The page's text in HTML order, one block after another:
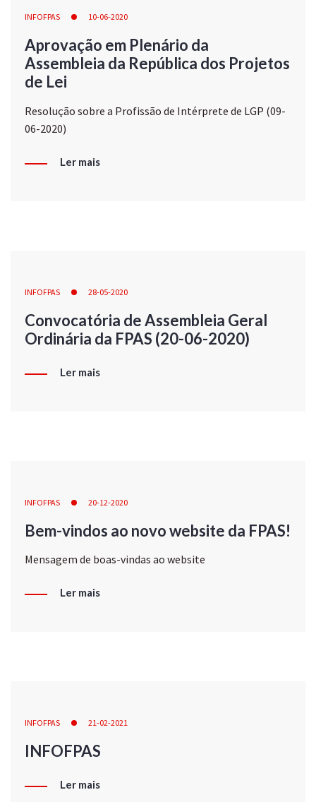
INFOFPAS 10-06-2020
Aprovação em Plenário da
Assembleia da República dos Projetos
de Lei
Resolução sobre a Profissão de Intérprete de LGP (09-
06-2020)
Ler mais
INFOFPAS 28-05-2020
Convocatória de Assembleia Geral
Ordinária da FPAS (20-06-2020)
Ler mais
INFOFPAS 20-12-2020
Bem-vindos ao novo website da FPAS!
Mensagem de boas-vindas ao website
Ler mais
INFOFPAS 21-02-2021
INFOFPAS
Ler mais